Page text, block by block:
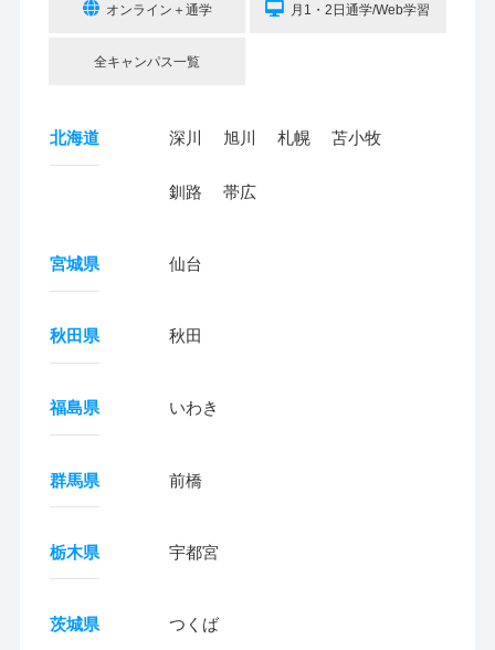
オンライン＋通学 月1・2日通学/Web学習
全キャンパス一覧
北海道 深川 旭川 札幌 苫小牧
釧路 帯広
宮城県 仙台
秋田県 秋田
福島県 いわき
群馬県 前橋
栃木県 宇都宮
茨城県 つくば